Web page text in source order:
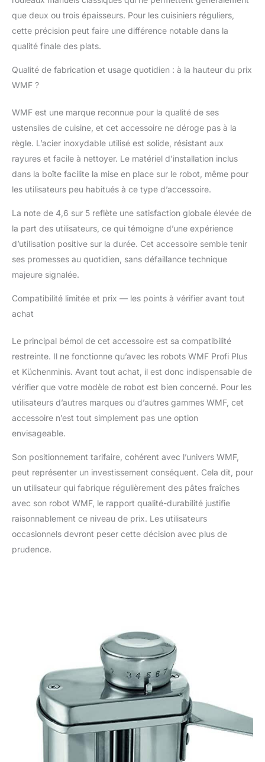
que deux ou trois épaisseurs. Pour les cuisiniers réguliers,
cette précision peut faire une différence notable dans la
qualité finale des plats.
Qualité de fabrication et usage quotidien : à la hauteur du prix
WMF ?
WMF est une marque reconnue pour la qualité de ses
ustensiles de cuisine, et cet accessoire ne déroge pas à la
règle. L’acier inoxydable utilisé est solide, résistant aux
rayures et facile à nettoyer. Le matériel d’installation inclus
dans la boîte facilite la mise en place sur le robot, même pour
les utilisateurs peu habitués à ce type d’accessoire.
La note de 4,6 sur 5 reflète une satisfaction globale élevée de
la part des utilisateurs, ce qui témoigne d’une expérience
d’utilisation positive sur la durée. Cet accessoire semble tenir
ses promesses au quotidien, sans défaillance technique
majeure signalée.
Compatibilité limitée et prix — les points à vérifier avant tout
achat
Le principal bémol de cet accessoire est sa compatibilité
restreinte. Il ne fonctionne qu’avec les robots WMF Profi Plus
et Küchenminis. Avant tout achat, il est donc indispensable de
vérifier que votre modèle de robot est bien concerné. Pour les
utilisateurs d’autres marques ou d’autres gammes WMF, cet
accessoire n’est tout simplement pas une option
envisageable.
Son positionnement tarifaire, cohérent avec l’univers WMF,
peut représenter un investissement conséquent. Cela dit, pour
un utilisateur qui fabrique régulièrement des pâtes fraîches
avec son robot WMF, le rapport qualité-durabilité justifie
raisonnablement ce niveau de prix. Les utilisateurs
occasionnels devront peser cette décision avec plus de
prudence.